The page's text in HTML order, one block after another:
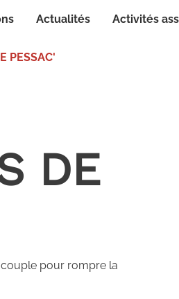
Actualités Activités
PESSAC'
DE
pour rompre la